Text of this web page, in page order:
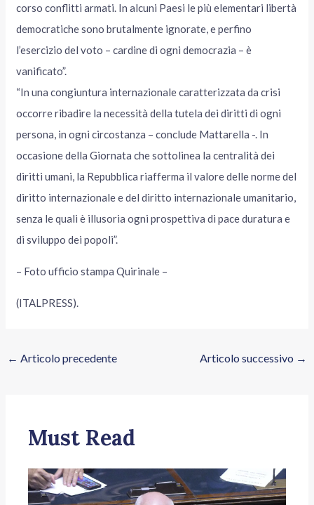
corso conflitti armati. In alcuni Paesi le più elementari libertà
democratiche sono brutalmente ignorate, e perfino
l’esercizio del voto – cardine di ogni democrazia – è
vanificato”.
“In una congiuntura internazionale caratterizzata da crisi
occorre ribadire la necessità della tutela dei diritti di ogni
persona, in ogni circostanza – conclude Mattarella -. In
occasione della Giornata che sottolinea la centralità dei
diritti umani, la Repubblica riafferma il valore delle norme del
diritto internazionale e del diritto internazionale umanitario,
senza le quali è illusoria ogni prospettiva di pace duratura e
di sviluppo dei popoli”.
– Foto ufficio stampa Quirinale –
(ITALPRESS).
← Articolo precedente Articolo successivo →
Must Read